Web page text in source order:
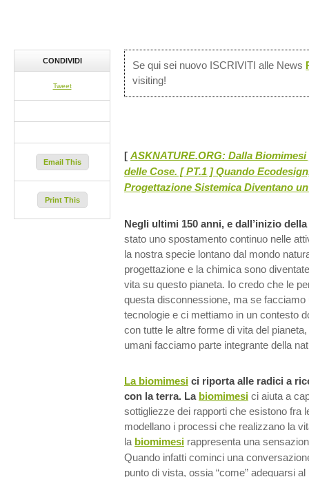
Se qui sei nuovo ISCRIVITI alle News
visiting!
[ ASKNATURE.ORG: Dalla
delle Cose. [ PT.1 ] Quando
Progettazione Sistemica Diventano
Negli ultimi 150 anni, e dall’inizio
stato uno spostamento continuo nelle
la nostra specie lontano dal mondo
progettazione e la chimica sono
vita su questo pianeta. Io credo che le
questa disconnessione, ma se facciamo
tecnologie e ci mettiamo in un contesto
con tutte le altre forme di vita del
umani facciamo parte integrante della
La biomimesi ci riporta alle radici a
con la terra. La biomimesi ci aiuta a
sottigliezze dei rapporti che esistono fra
modellano i processi che realizzano la
la biomimesi rappresenta una
Quando infatti cominci una
punto di vista, ossia “come” adeguarsi
CONDIVIDI
Tweet
Email This
Print This